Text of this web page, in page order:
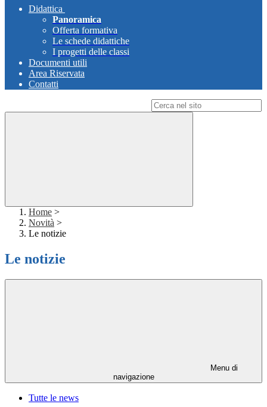
Didattica
Panoramica
Offerta formativa
Le schede didattiche
I progetti delle classi
Documenti utili
Area Riservata
Contatti
Home >
Novità >
Le notizie
Le notizie
Menu di
navigazione
Tutte le news